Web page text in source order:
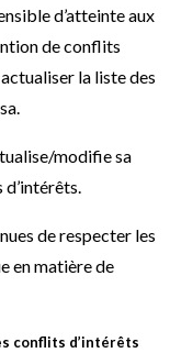
d’atteinte aux
de conflits
la liste des
modifie sa
de respecter les
en matière de
conflits d’intérêts